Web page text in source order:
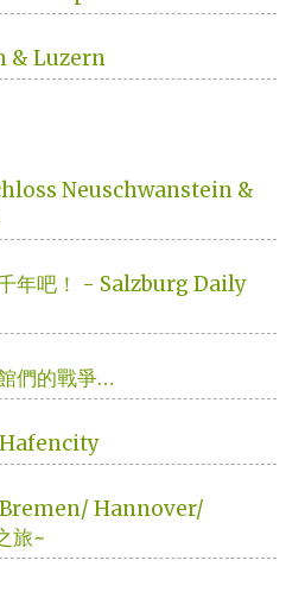
& Luzern
Neuschwanstein &
年吧！ - Salzburg Daily
們的戰爭…
Hafencity
Bremen/ Hannover/
旅~